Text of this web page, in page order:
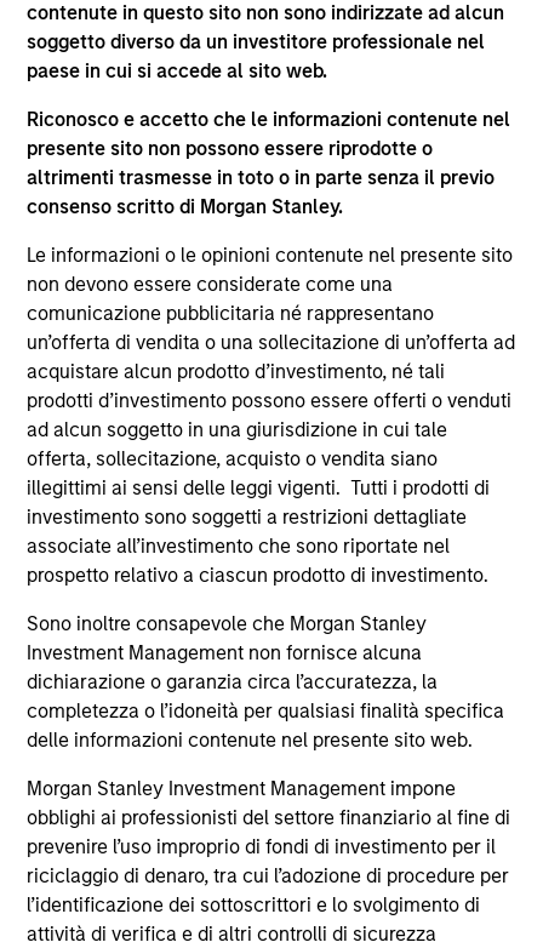
contenute in questo sito non sono indirizzate ad alcun
soggetto diverso da un investitore professionale nel
paese in cui si accede al sito web.
Riconosco e accetto che le informazioni contenute nel
presente sito non possono essere riprodotte o
altrimenti trasmesse in toto o in parte senza il previo
consenso scritto di Morgan Stanley.
Le informazioni o le opinioni contenute nel presente sito
non devono essere considerate come una
comunicazione pubblicitaria né rappresentano
un’offerta di vendita o una sollecitazione di un’offerta ad
acquistare alcun prodotto d’investimento, né tali
prodotti d’investimento possono essere offerti o venduti
ad alcun soggetto in una giurisdizione in cui tale
offerta, sollecitazione, acquisto o vendita siano
illegittimi ai sensi delle leggi vigenti. Tutti i prodotti di
investimento sono soggetti a restrizioni dettagliate
associate all’investimento che sono riportate nel
prospetto relativo a ciascun prodotto di investimento.
Sono inoltre consapevole che Morgan Stanley
Investment Management non fornisce alcuna
dichiarazione o garanzia circa l’accuratezza, la
completezza o l’idoneità per qualsiasi finalità specifica
delle informazioni contenute nel presente sito web.
Morgan Stanley Investment Management impone
obblighi ai professionisti del settore finanziario al fine di
prevenire l’uso improprio di fondi di investimento per il
riciclaggio di denaro, tra cui l’adozione di procedure per
l’identificazione dei sottoscrittori e lo svolgimento di
attività di verifica e di altri controlli di sicurezza
WEBINAR
Webinar trimestrale del The BEAT™ –
Guarda la replica per ascoltare i nostri relatori
discutere perché rendimenti più elevati,
dispersione dei mercati e selezione attiva nel
opportunità di alpha nei portafogli.
22-LUG-2026
TRIMESTRALE
The BEAT Video - 3 trimestre 2026
In questo video, mettiamo in evidenza i temi
chiave che osserviamo nel panorama globale
degli investimenti.